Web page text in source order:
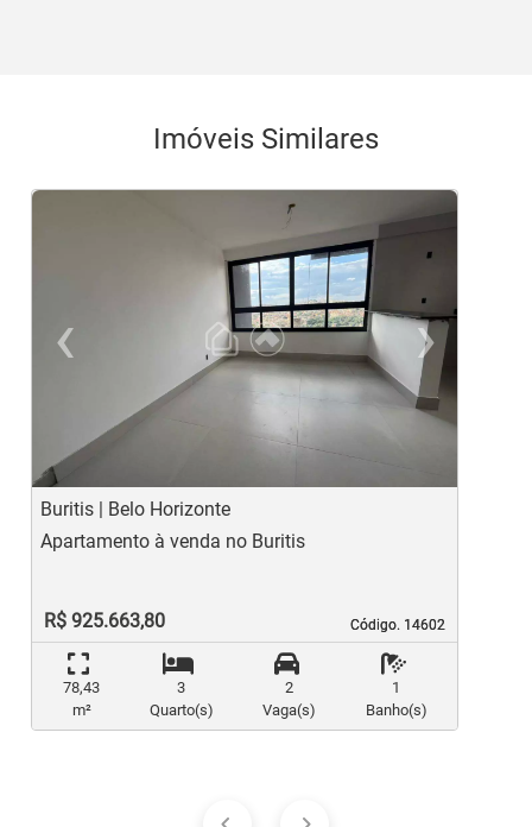
Imóveis Similares
‹
Previous
›
Buritis | Belo Horizonte
Código. 14602
Código. 14602
Apartamento à venda no Buritis
R$ 925.663,80
78,43
m²
3
Quarto(s)
2
Vaga(s)
1
Banho(s)